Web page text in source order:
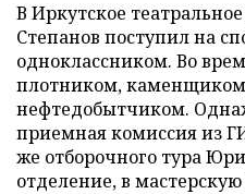
В Иркутское
Степанов поступил на
одноклассником. Во
плотником,
нефтедобытчиком.
приемная комиссия из
же отборочного тура
отделение, в